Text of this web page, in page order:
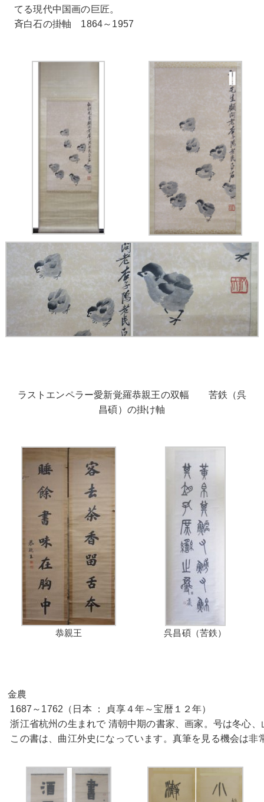
てる現代中国画の巨匠。
斉白石の掛軸 1864～1957
ラストエンペラー愛新覚羅恭親王の双幅 苦鉄（呉
昌碩）の掛け軸
恭親王 呉昌碩（苦鉄）
金農
  1687～1762（日本 ： 貞享４年～宝暦１２年）
浙江省杭州の生まれで 清朝中期の書家、画家。号は冬
この書は、曲江外史になっています。真筆を見る機会は非